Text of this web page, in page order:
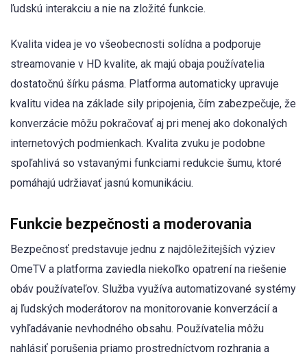
ľudskú interakciu a nie na zložité funkcie.
Kvalita videa je vo všeobecnosti solídna a podporuje
streamovanie v HD kvalite, ak majú obaja používatelia
dostatočnú šírku pásma. Platforma automaticky upravuje
kvalitu videa na základe sily pripojenia, čím zabezpečuje, že
konverzácie môžu pokračovať aj pri menej ako dokonalých
internetových podmienkach. Kvalita zvuku je podobne
spoľahlivá so vstavanými funkciami redukcie šumu, ktoré
pomáhajú udržiavať jasnú komunikáciu.
Funkcie bezpečnosti a moderovania
Bezpečnosť predstavuje jednu z najdôležitejších výziev
OmeTV a platforma zaviedla niekoľko opatrení na riešenie
obáv používateľov. Služba využíva automatizované systémy
aj ľudských moderátorov na monitorovanie konverzácií a
vyhľadávanie nevhodného obsahu. Používatelia môžu
nahlásiť porušenia priamo prostredníctvom rozhrania a